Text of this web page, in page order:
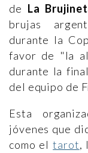
de La
brujas
durante la
favor de "la
durante la
del equipo de
Esta
jóvenes que
como eltarot,